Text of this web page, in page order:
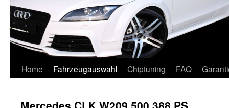
Home Fahrzeugauswahl Chiptuning FAQ